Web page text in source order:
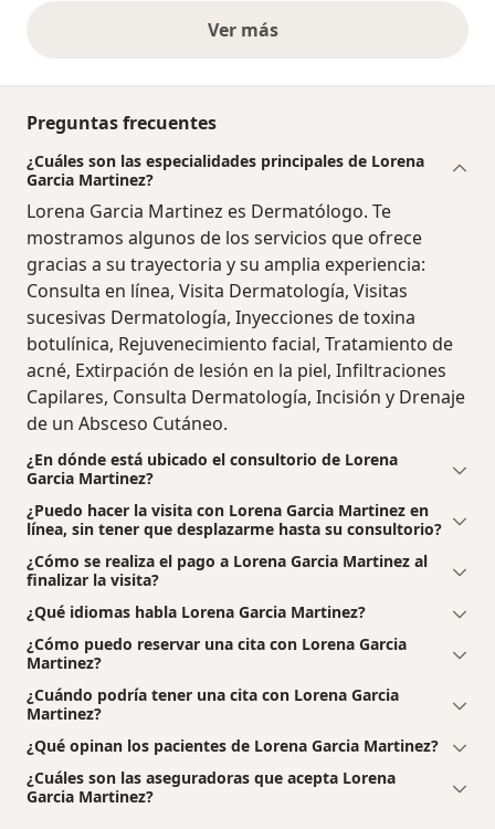
Ver másopiniones anteriores
Preguntas frecuentes
¿Cuáles son las especialidades principales de Lorena
Garcia Martinez?
Lorena Garcia Martinez es Dermatólogo. Te
mostramos algunos de los servicios que ofrece
gracias a su trayectoria y su amplia experiencia:
Consulta en línea, Visita Dermatología, Visitas
sucesivas Dermatología, Inyecciones de toxina
botulínica, Rejuvenecimiento facial, Tratamiento de
acné, Extirpación de lesión en la piel, Infiltraciones
Capilares, Consulta Dermatología, Incisión y Drenaje
de un Absceso Cutáneo.
¿En dónde está ubicado el consultorio de Lorena
Garcia Martinez?
¿Puedo hacer la visita con Lorena Garcia Martinez en
línea, sin tener que desplazarme hasta su consultorio?
¿Cómo se realiza el pago a Lorena Garcia Martinez al
finalizar la visita?
¿Qué idiomas habla Lorena Garcia Martinez?
¿Cómo puedo reservar una cita con Lorena Garcia
Martinez?
¿Cuándo podría tener una cita con Lorena Garcia
Martinez?
¿Qué opinan los pacientes de Lorena Garcia Martinez?
¿Cuáles son las aseguradoras que acepta Lorena
Garcia Martinez?